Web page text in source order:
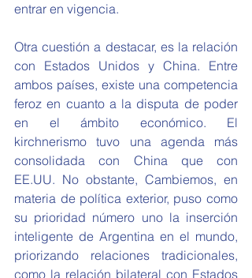
entrar en vigencia.
Otra cuestión a destacar, es la relación
con Estados Unidos y China. Entre
ambos países, existe una competencia
feroz en cuanto a la disputa de poder
en el ámbito económico. El
kirchnerismo tuvo una agenda más
consolidada con China que con
EE.UU. No obstante, Cambiemos, en
materia de política exterior, puso como
su prioridad número uno la inserción
inteligente de Argentina en el mundo,
priorizando relaciones tradicionales,
como la relación bilateral con Estados